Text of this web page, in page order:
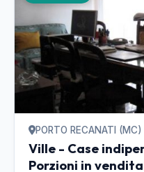
PORTO RECANATI (MC)
Ville - Case
Porzioni in vendita